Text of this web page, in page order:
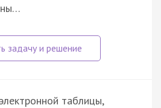
таблицы,